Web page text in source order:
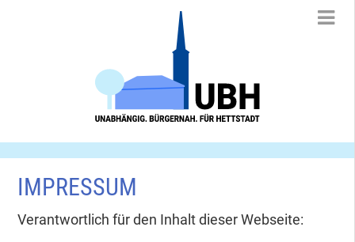
IMPRESSUM
Verantwortlich für den Inhalt dieser Webseite: